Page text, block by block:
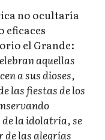
no ocultaría
eficaces
el Grande:
aquellas
a sus dioses,
las fiestas de los
de la idolatría, se
de las alegrías